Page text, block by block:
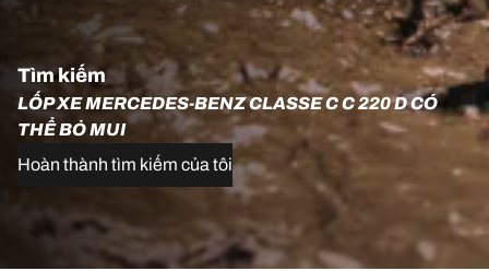
Tìm kiếm
LỐP XE MERCEDES-BENZ CLASSE C C 220 D CÓ
THỂ BỎ MUI
Hoàn thành tìm kiếm của tôi